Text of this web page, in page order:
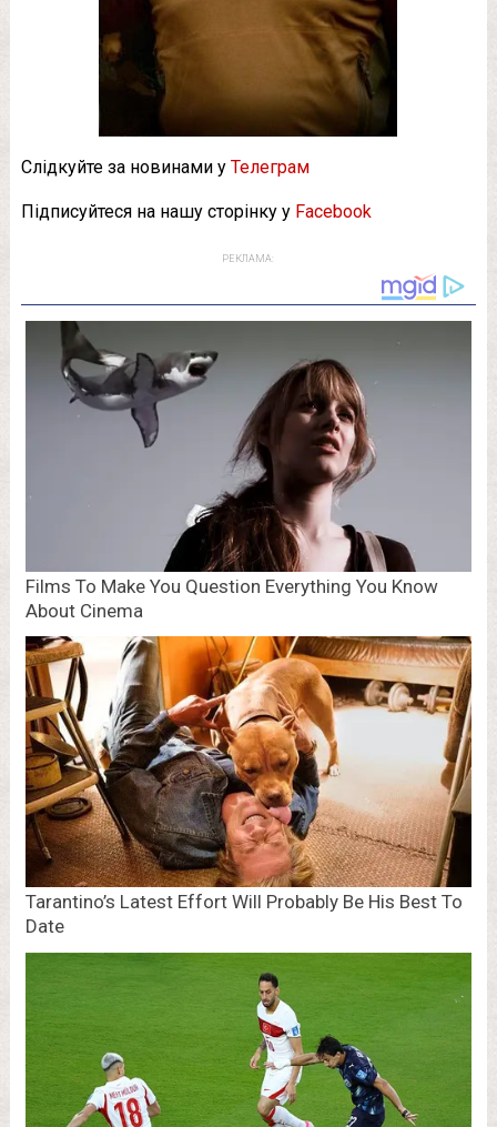
Слідкуйте за новинами у Телеграм
Підписуйтеся на нашу сторінку у Facebook
РЕКЛАМА: